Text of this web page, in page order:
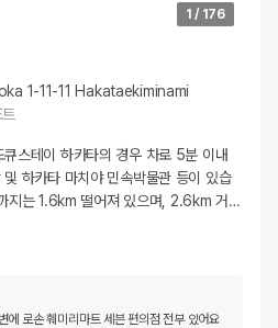
1 / 176
1-11-11 Hakataekiminami
스테이 하카타의 경우 차로 5분 이내
하카타 마치야 민속박물관 등이 있습
지는 1.6km 떨어져 있으며, 2.6km 거…
에 로손 훼미리마트 세븐 편의점 전부 있어요